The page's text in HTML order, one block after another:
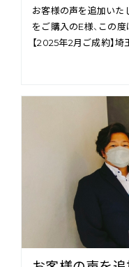
お客様の声を追加いた
をご購入のE様、この
【2025年2月ご成約】